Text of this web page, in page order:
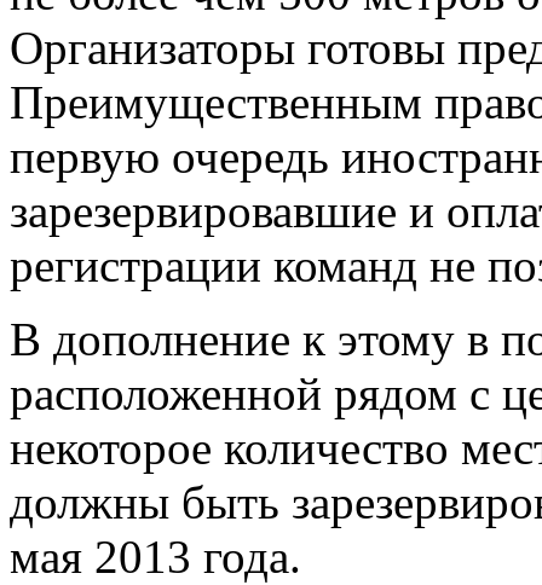
Организаторы готовы
Преимущественным
первую очередь
зарезервировавшие и
регистрации команд не
В дополнение к этому в
расположенной рядом с
некоторое количество
должны быть
мая 2013 года.